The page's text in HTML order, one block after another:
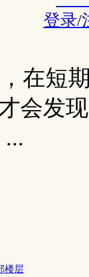
登录/
在短
会发
楼层